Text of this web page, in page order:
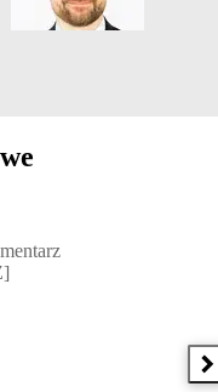
[PRZEDSPRZEDAŻ],